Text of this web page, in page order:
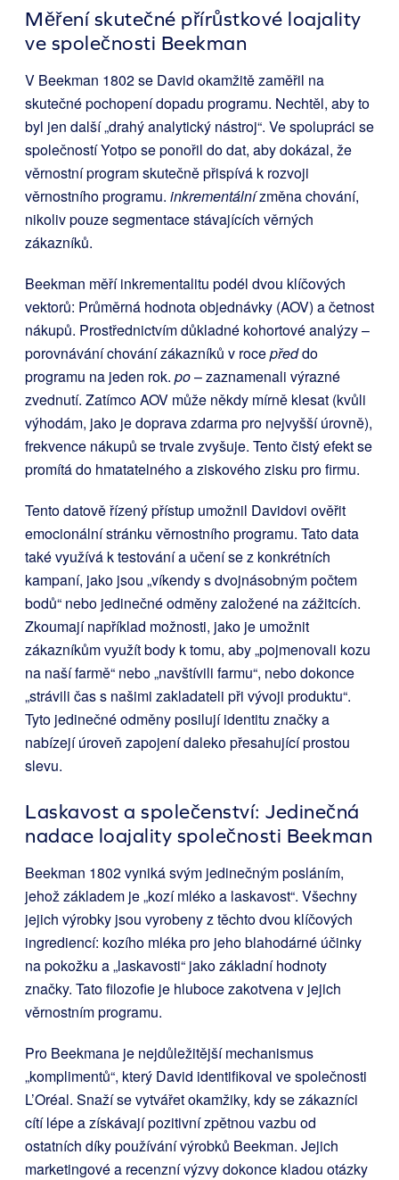
Měření skutečné přírůstkové loajality
ve společnosti Beekman
V Beekman 1802 se David okamžitě zaměřil na
skutečné pochopení dopadu programu. Nechtěl, aby to
byl jen další „drahý analytický nástroj“. Ve spolupráci se
společností Yotpo se ponořil do dat, aby dokázal, že
věrnostní program skutečně přispívá k rozvoji
věrnostního programu. inkrementálnízměna chování,
nikoliv pouze segmentace stávajících věrných
zákazníků.
Beekman měří inkrementalitu podél dvou klíčových
vektorů: Průměrná hodnota objednávky (AOV) a četnost
nákupů. Prostřednictvím důkladné kohortové analýzy –
porovnávání chování zákazníků v rocepředdo
programu na jeden rok. po– zaznamenali výrazné
zvednutí. Zatímco AOV může někdy mírně klesat (kvůli
výhodám, jako je doprava zdarma pro nejvyšší úrovně),
frekvence nákupů se trvale zvyšuje. Tento čistý efekt se
promítá do hmatatelného a ziskového zisku pro firmu.
Tento datově řízený přístup umožnil Davidovi ověřit
emocionální stránku věrnostního programu. Tato data
také využívá k testování a učení se z konkrétních
kampaní, jako jsou „víkendy s dvojnásobným počtem
bodů“ nebo jedinečné odměny založené na zážitcích.
Zkoumají například možnosti, jako je umožnit
zákazníkům využít body k tomu, aby „pojmenovali kozu
na naší farmě“ nebo „navštívili farmu“, nebo dokonce
„strávili čas s našimi zakladateli při vývoji produktu“.
Tyto jedinečné odměny posilují identitu značky a
nabízejí úroveň zapojení daleko přesahující prostou
slevu.
Laskavost a společenství: Jedinečná
nadace loajality společnosti Beekman
Beekman 1802 vyniká svým jedinečným posláním,
jehož základem je „kozí mléko a laskavost“. Všechny
jejich výrobky jsou vyrobeny z těchto dvou klíčových
ingrediencí: kozího mléka pro jeho blahodárné účinky
na pokožku a „laskavosti“ jako základní hodnoty
značky. Tato filozofie je hluboce zakotvena v jejich
věrnostním programu.
Pro Beekmana je nejdůležitější mechanismus
„komplimentů“, který David identifikoval ve společnosti
L’Oréal. Snaží se vytvářet okamžiky, kdy se zákazníci
cítí lépe a získávají pozitivní zpětnou vazbu od
ostatních díky používání výrobků Beekman. Jejich
marketingové a recenzní výzvy dokonce kladou otázky